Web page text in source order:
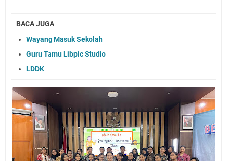
BACA JUGA
Wayang Masuk Sekolah
Guru Tamu Libpic Studio
LDDK